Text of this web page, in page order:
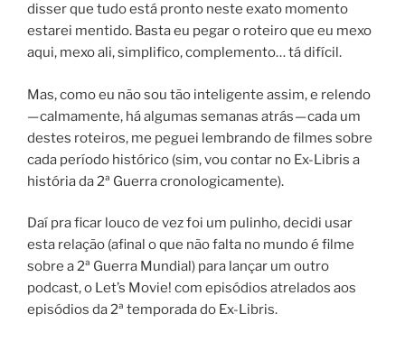
disser que tudo está pronto neste exato momento
estarei mentido. Basta eu pegar o roteiro que eu mexo
aqui, mexo ali, simplifico, complemento… tá difícil.
Mas, como eu não sou tão inteligente assim, e relendo
— calmamente, há algumas semanas atrás — cada um
destes roteiros, me peguei lembrando de filmes sobre
cada período histórico (sim, vou contar no Ex-Libris a
história da 2ª Guerra cronologicamente).
Daí pra ficar louco de vez foi um pulinho, decidi usar
esta relação (afinal o que não falta no mundo é filme
sobre a 2ª Guerra Mundial) para lançar um outro
podcast, o Let’s Movie! com episódios atrelados aos
episódios da 2ª temporada do Ex-Libris.